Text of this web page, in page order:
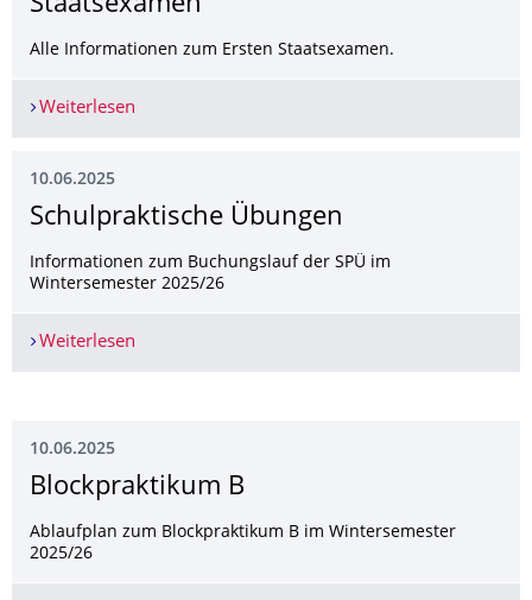
Staatsexamen
Alle Informationen zum Ersten Staatsexamen.
Weiterlesen
10.06.2025
Schulpraktische Übungen
Informationen zum Buchungslauf der SPÜ im
Wintersemester 2025/26
Weiterlesen
10.06.2025
Blockpraktikum B
Ablaufplan zum Blockpraktikum B im Wintersemester
2025/26